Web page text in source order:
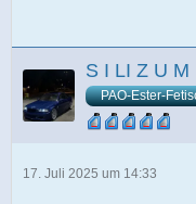
S I LI Z U M
PAO-Ester-
17. Juli 2025 um 14:33